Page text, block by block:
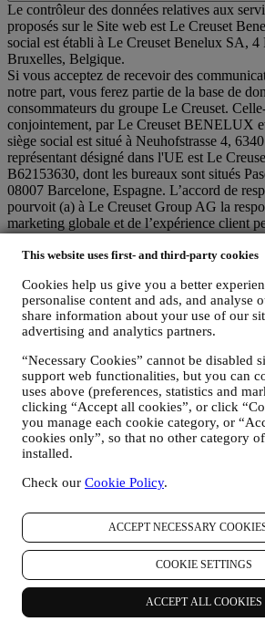
This website uses first- and third-party cookies
Cookies help us give you a better
personalise content and ads, and analyse
share information about your use of our
advertising and analytics partners.
“Necessary Cookies” cannot be disabled
support web functionalities, but you can
uses above (preferences, statistics and
clicking “Accept all cookies”, or click
you manage each cookie category, or
cookies only”, so that no other category
installed.
Check our Cookie Policy.
ACCEPT NECESSARY
COOKIE SETTINGS
ACCEPT ALL COOKIES
Le contrôleur des données relatives aux
proposés sur le Site web est Le Creuset
social est établi à Le Creuset Benelux SA, 4
Bruxelles, Belgique.
Si vous acceptez de recevoir des
notre part, vous ferez partie de la base de
consommateurs du groupe Le Creuset.
conjointement, par Le Creuset BENELUX
siège social est situé à Neuhofstrasse 4,
représentant désigné dans l'UE est Le
B62153630, dont les bureaux sont situés
08007 Barcelone, Espagne. L’accord de
pourvoit (a) à Le Creuset Group AG la
marketing globale et de l’expérience client
stratégie, ainsi que la possibilité de
les parties le devoir de traiter de vos
sur vos données.
3. POURQUOI COLLECTONS-NOUS CES
Nous pouvons traiter vos données aux fins
POUR RÉPONDRE À NOS
Nous pouvons être amenés à traiter
concernant afin de répondre à nos
qu’à d’autres obligations découlant
les pouvoirs publics.
POUR CRÉER UN COMPTE LE
Creuset, qui vous donnera accès à une
mieux tirer profit de nos services,
rapide à la caisse et la sauvegarde de
d’expédition ou de consulter et de
Toute activité de traitement est
vous offrir ces services en tant que
POUR GÉRER VOS